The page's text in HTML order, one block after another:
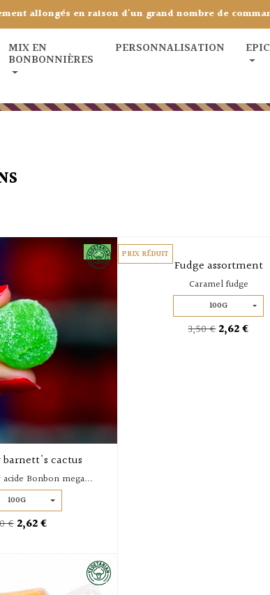
allongés en raison d'un grand nombre de
MIX EN
BONBONNIÈRES
PERSONNALISATION
-25%
barnett's cactus
Bonbon mega...
100G
€ 2,62 €
PRIX RÉDUIT
Fudge assortment
Caramel fudge
100G
3,50 €2,62 €